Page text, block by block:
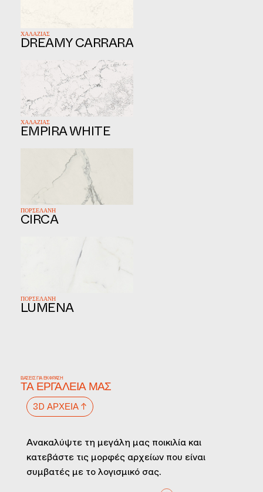
DREAMY CARRARA
ΧΑΛΑΖΙΑΣ
EMPIRA WHITE
ΧΑΛΑΖΙΑΣ
CIRCA
ΠΟΡΣΕΛΑΝΗ
LUMENA
ΠΟΡΣΕΛΑΝΗ
ΒΆΣΕΙΣ ΓΙΑ ΈΚΦΡΑΣΗ
ΤΑ ΕΡΓΑΛΕΊΑ ΜΑΣ
3D ΑΡΧΕΊΑ ↑
Ανακαλύψτε τη μεγάλη μας ποικιλία και
κατεβάστε τις μορφές αρχείων που είναι
συμβατές με το λογισμικό σας.